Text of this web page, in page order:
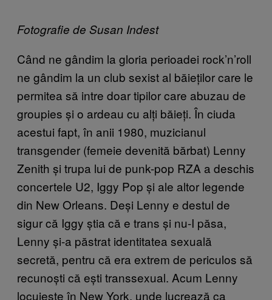
Fotografie de Susan Indest
Când ne gândim la gloria perioadei rock’n’roll
ne gândim la un club sexist al băieților care le
permitea să intre doar tipilor care abuzau de
groupies și o ardeau cu alți băieți. În ciuda
acestui fapt, în anii 1980, muzicianul
transgender (femeie devenită bărbat) Lenny
Zenith și trupa lui de punk-pop RZA a deschis
concertele U2, Iggy Pop și ale altor legende
din New Orleans. Deși Lenny e destul de
sigur că Iggy știa că e trans și nu-I păsa,
Lenny și-a păstrat identitatea sexuală
secretă, pentru că era extrem de periculos să
recunoști că ești transsexual. Acum Lenny
locuiește în New York, unde lucrează ca